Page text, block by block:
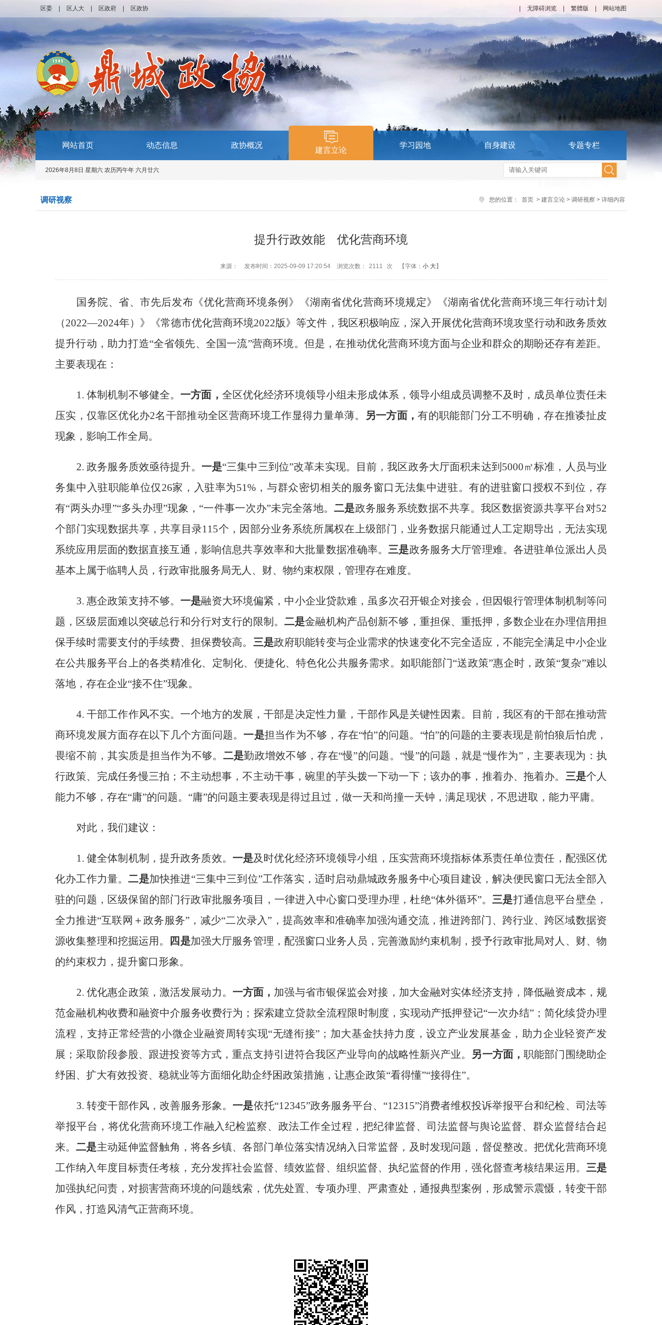
无障碍浏览 繁體版 网站地图
区委 区人大 区政府 区政协
网站首页 动态信息 政协概况
建言立论
学习园地 自身建设 专题专栏
2026年8月8日 星期六 农历丙午年 六月廿六
调研视察 您的位置： 首页 > 建言立论 > 调研视察 > 详细内容
提升行政效能 优化营商环境
来源： 发布时间：2025-09-09 17:20:54 浏览次数： 2111 次 【字体： 小 大】
国务院、省、市先后发布 《优化营商环境条例》《湖南省优化营商环境规定》《湖南省优化营商环境三年行动计划
（2022—2024年）》《常德市优化营商环境2022版》等文件 ， 我区积极响应， 深入开展优化营商环境攻坚行动和政务质效
提升行动， 助力打造“全省领先、全国一流”营商环境。但是，在推动优化营商环境方面与企业和群众的期盼还存有差距。
主要表现在 ：
1.体制机制不够健全。 一方面， 全区优化经济环境领导小组未形成体系， 领导小组成员调整不及时 ，成员单位责任未
压实，仅靠区优化办2名干部推动全区营商环境工作显得力量单薄。 另一方面，有的职能部门分工不明确，存在推诿扯皮
现象，影响工作全局。
2.政务服务质效亟待提升。 一是“三集中三到位”改革未实现。目前，我区政务大厅面积未达到 5000㎡标准，人员与业
务集中入驻职能单位仅 26家，入驻率为51% ，与群众密切相关的服务窗口无法集中进驻。有的进驻窗口授权不到位，存
有“两头办理”“多头办理”现象， “一件事一次办”未完全落地。二是政务服务系统数据不共享。我区数据资源共享平台对52
个部门实现数据共享，共享目录115个，因部分业务系统所属权在上级部门，业务数据只能通过人工定期导出，无法实现
系统应用层面的数据直接互通，影响信息共享效率和大批量数据准确率。三是政务服务大厅管理难。各进驻单位派出人员
基本上属于临聘人员，行政审批服务局无人、财、物约束权限， 管理存在难度。
3.惠企政策支持不够。 一是融资大环境偏紧，中小企业贷款难 ，虽多次召开银企对接会，但 因银行管理体制机制 等问
题，区级层面难以突破总行和分行对支行的限制。 二是金融机构产品创新不够，重担保、重抵押，多数企业在办理信用担
保手续时需要支付的手续费、担保费较高。 三是政府职能转变与企业需求的快速变化不完全适应，不能完全满足中小企业
在公共服务平台上的各类精准化、定制化、便捷化、特色化公共服务需求。如职能部门“送政策”惠企时，政策“复杂”难以
落地，存在企业“接不住”现象。
4.干部工作作风不实。 一个地方的发展，干部是决定性力量，干部作风是关键性因素。目前，我区有的干部在推动营
商环境发展方面存在以下几个方面问题。 一是担当作为不够，存在“怕”的问题。 “怕”的问题的主要表现是前怕狼后怕虎，
畏缩不前，其实质是担当作为不够。 二是勤政增效不够，存在“慢”的问题。 “慢”的问题，就是“慢作为”，主要表现为：执
行政策、完成任务慢三拍；不主动想事，不主动干事，碗里的芋头拨一下动一下；该办的事，推着办、拖着办。 三是个人
能力不够，存在“庸”的问题。 “庸”的问题主要表现是得过且过，做一天和尚撞一天钟，满足现状，不思进取，能力平庸。
对此， 我们建议：
1.健全体制机制，提升政务质效。 一是及时优化经济环境领导小组， 压实营商环境指标体系责任单位责任，配强区优
化办工作力量。二是加快推进“三集中三到位”工作落实， 适时启动鼎城政务服务中心项目建设，解决便民窗口无法全部入
驻的问题， 区级保留的部门行政审批服务项目，一律进入中心窗口受理办理，杜绝“体外循环”。三是打通信息平台壁垒，
全力推进“互联网＋政务服务” ， 减少“二次录入” ，提高效率和准确率加强沟通交流，推进跨部门、跨行业、跨区域数据资
源收集整理和挖掘运用。
四是加强大厅服务管理，配强窗口业务人员，完善激励约束机制，授予行政审批局对人、财、物
的约束权力，提升窗口形象。
2.优化惠企政策，激活发展动力。 一方面， 加强与省市银保监会对接，加大金融对实体经济支持，降低融资成本，规
范金融机构收费和融资中介服务收费行为 ； 探索建立贷款全流程限时制度，实现动产抵押登记“一次办结”； 简化续贷办理
流程，支持正常经营的小微企业融资周转实现“无缝衔接” ； 加大基金扶持力度，设立产业发展基金，助力企业轻资产发
展 ； 采取阶段参股、跟进投资等方式，重点支持引进符合我区产业导向的战略性新兴产业。 另一方面，职能部门 围绕助企
纾困、扩大有效投资、稳就业等方面细化助企纾困政策措施， 让惠企政策“看得懂”“接得住”。
3.转变干部作风，改善服务形象。 一是依托“12345”政务服务平台、 “12315”消费者维权投诉举报平台和纪检、司法等
举报平台，将优化营商环境工作融入纪检监察、政法工作全过程，把纪律监督、司法监督与舆论监督、群众监督结合起
来。二是主动延伸监督触角，将各乡镇、各部门单位落实情况纳入日常监督，及时发现问题，督促整改。把优化营商环境
工作纳入年度目标责任考核，充分发挥社会监督、绩效监督、组织监督、执纪监督的作用，强化督查考核结果运用。 三是
加强执纪问责，对损害营商环境的问题线索，优先处置、专项办理、严肃查处，通报典型案例， 形成警示震慑， 转变干部
作风，打造风清气正营商环境。